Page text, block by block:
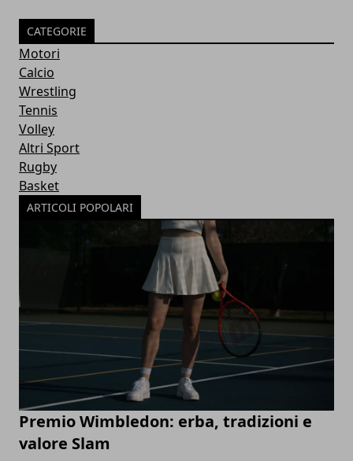
CATEGORIE
Motori
Calcio
Wrestling
Tennis
Volley
Altri Sport
Rugby
Basket
ARTICOLI POPOLARI
Premio Wimbledon: erba, tradizioni e
valore Slam